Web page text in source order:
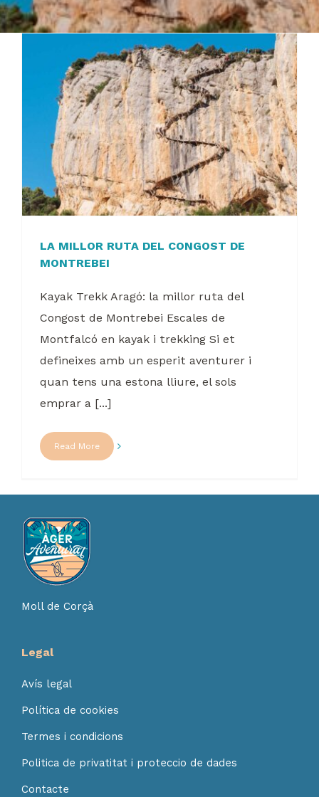
LA MILLOR RUTA DEL CONGOST DE
MONTREBEI
Kayak Trekk Aragó: la millor ruta del
Congost de Montrebei Escales de
Montfalcó en kayak i trekking Si et
defineixes amb un esperit aventurer i
quan tens una estona lliure, el sols
emprar a [...]
Read More
Moll de Corçà
Legal
Avís legal
Política de cookies
Termes i condicions
Politica de privatitat i proteccio de dades
Contacte